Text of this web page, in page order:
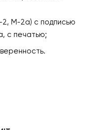
2, М-2а) с подписью
с печатью;